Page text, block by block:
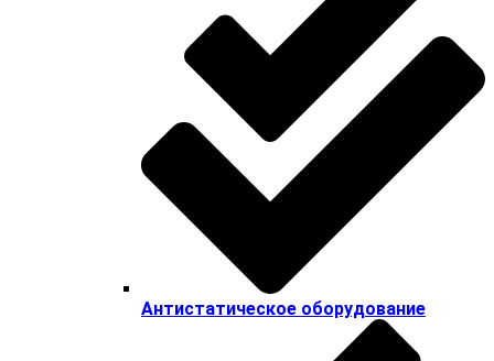
Антистатическое оборудование